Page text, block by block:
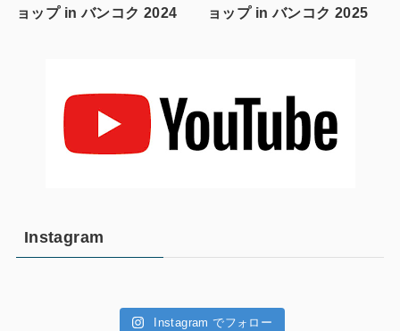
ョップ in バンコク 2024
ョップ in バンコク 2025
Instagram
Instagram でフォロー